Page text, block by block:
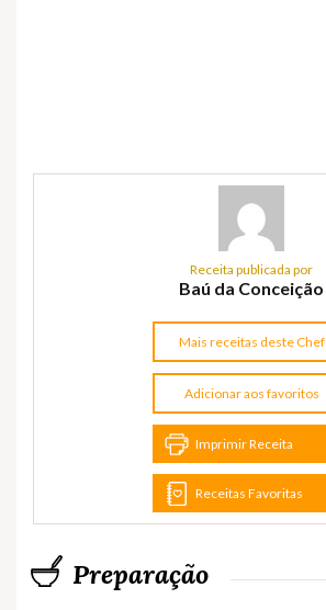
Receita publicada por
Baú da Conceição
Mais receitas deste Chef
Adicionar aos favoritos
Imprimir Receita
Receitas Favoritas
Preparação